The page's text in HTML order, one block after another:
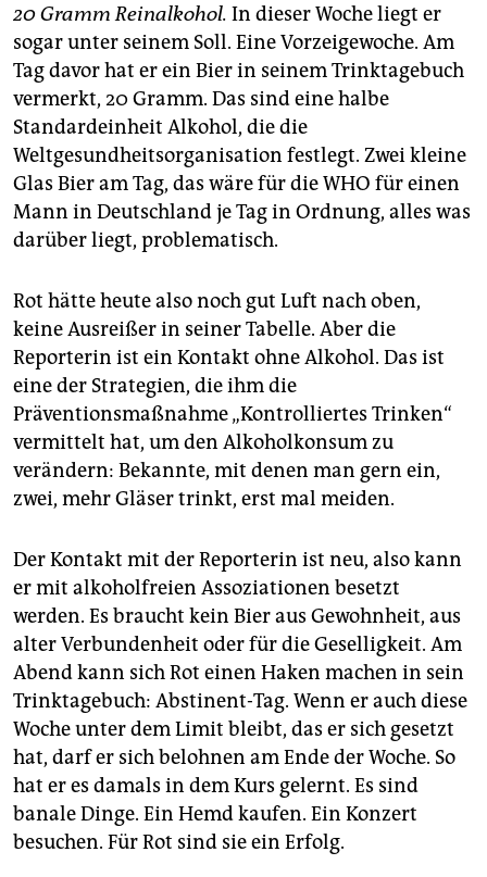
20 Gramm Reinalkohol. In dieser Woche liegt er
sogar unter seinem Soll. Eine Vorzeigewoche. Am
Tag davor hat er ein Bier in seinem Trinktagebuch
vermerkt, 20 Gramm. Das sind eine halbe
Standard­einheit Alkohol, die die
Weltgesundheitsorganisation festlegt. Zwei kleine
Glas Bier am Tag, das wäre für die WHO für einen
Mann in Deutschland je Tag in Ordnung, alles was
darüber liegt, problematisch.
Rot hätte heute also noch gut Luft nach oben,
keine Ausreißer in seiner Tabelle. Aber die
Reporterin ist ein Kontakt ohne Alkohol. Das ist
eine der Strategien, die ihm die
Präventionsmaßnahme „Kontrolliertes Trinken“
vermittelt hat, um den Alkoholkonsum zu
verändern: Bekannte, mit denen man gern ein,
zwei, mehr Gläser trinkt, erst mal meiden.
Der Kontakt mit der Reporterin ist neu, also kann
er mit alkoholfreien Assoziationen besetzt
werden. Es braucht kein Bier aus Gewohnheit, aus
alter Verbundenheit oder für die Geselligkeit. Am
Abend kann sich Rot einen Haken machen in sein
Trinktagebuch: Abstinent-Tag. Wenn er auch diese
Woche unter dem Limit bleibt, das er sich gesetzt
hat, darf er sich belohnen am Ende der Woche. So
hat er es damals in dem Kurs gelernt. Es sind
banale Dinge. Ein Hemd kaufen. Ein Konzert
besuchen. Für Rot sind sie ein Erfolg.